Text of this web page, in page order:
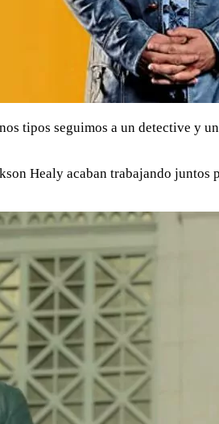
tipos seguimos a un detective y
Healy acaban trabajando